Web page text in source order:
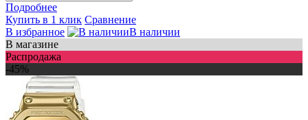
Подробнее
Купить в 1 клик Сравнение
В избранное
В наличии
В магазине
Распродажа
-45%